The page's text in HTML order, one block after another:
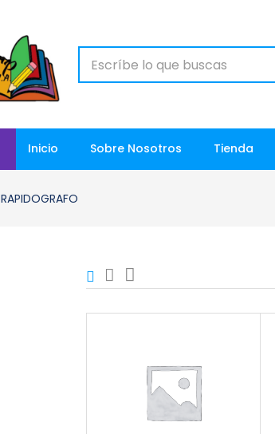
Inicio Sobre Nosotros Tienda
RAPIDOGRAFO